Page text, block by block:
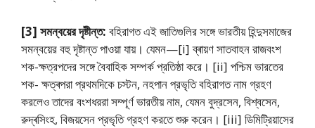
[3] সমন্বয়ের দৃষ্টীন্ত: বহিরাগত এই জাতিগুলির সঙ্গে ভারতীয় হিন্দুসমাজের
সমন্বয়ের বহু দৃষ্টান্ত পাওয়া যায়। যেমন—[i] ব্ৰায়ণ সাতবাহন রাজবংশ
শক-ক্ষত্রপদের সঙ্গে বৈবাহিক সম্পর্ক প্রতিষ্ঠা করে। [ii] পশ্চিম ভারতের
শক- ক্ষত্ৰপরা প্রথমদিকে চস্টন, নহপান প্রভৃতি বহিরাগত নাম গ্রহণ
করলেও তাদের বংশধররা সম্পূর্ণ ভারতীয় নাম, যেমন বুদ্রসেন, বিশ্বসেন,
রুদ্ৰসিংহ, বিজয়সেন প্রভৃতি গ্রহণ করতে শুরু করেন। [iii] ডিমিট্রিয়াসের